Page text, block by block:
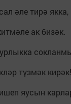
әле тирә якка,
ак бизәк.
түзмәк кирәк!
яусын